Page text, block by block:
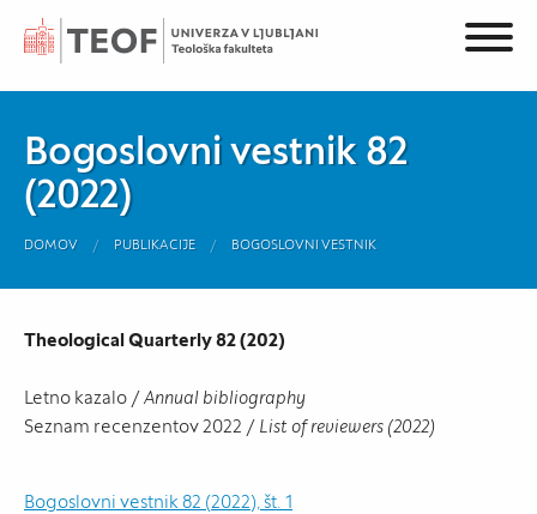
Bogoslovni vestnik 82
(2022)
DOMOV PUBLIKACIJE BOGOSLOVNI VESTNIK
Theological Quarterly 82 (202)
Letno kazalo /Annual bibliography
Seznam recenzentov 2022 / List of reviewers (2022)
Bogoslovni vestnik 82 (2022), št. 1